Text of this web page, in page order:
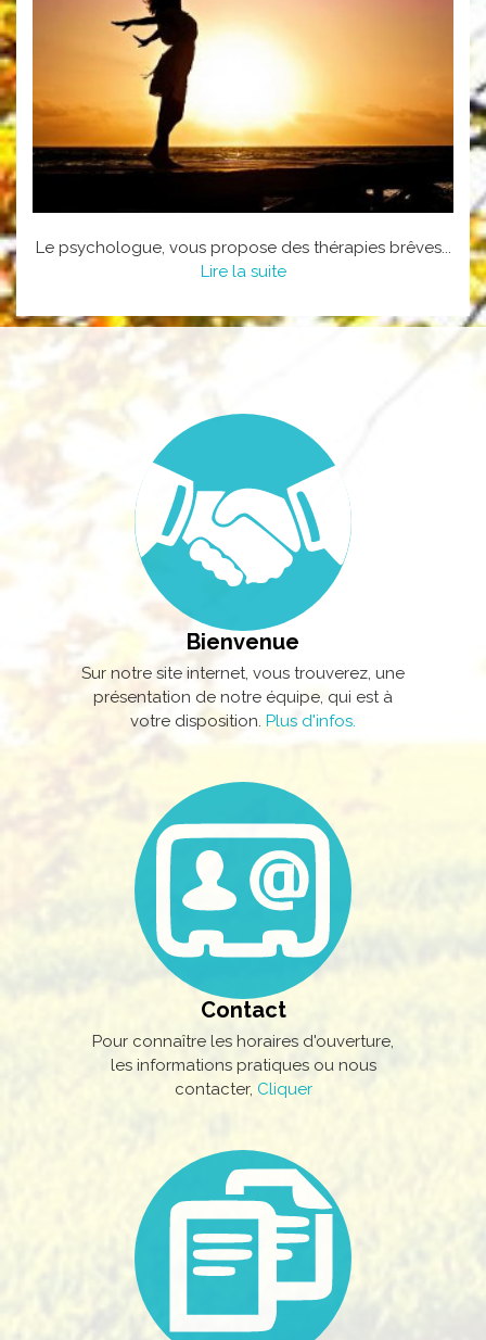
Le psychologue, vous propose des thérapies brêves...
Lire la suite
Bienvenue
Sur notre site internet, vous trouverez, une
présentation de notre équipe, qui est à
votre disposition. Plus d'infos.
Contact
Pour connaître les horaires d'ouverture,
les informations pratiques ou nous
contacter, Cliquer